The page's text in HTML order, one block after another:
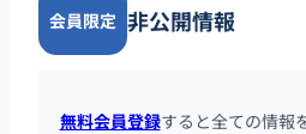
会員限定 非公開情報
無料会員登録すると全ての情報